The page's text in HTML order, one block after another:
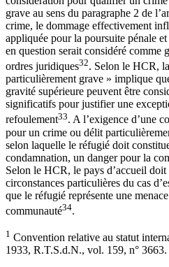
grave au sens du paragraphe 2 de
crime, le dommage effectivement
appliquée pour la poursuite pénale
en question serait considéré comme
ordres juridiques32. Selon le HCR,
particulièrement grave » implique
gravité supérieure peuvent être
significatifs pour justifier une
refoulement33. A l’exigence d’une
pour un crime ou délit
selon laquelle le réfugié doit
condamnation, un danger pour la
Selon le HCR, le pays d’accueil
circonstances particulières du cas
que le réfugié représente une
communauté34.
1 Convention relative au statut
1933, R.T.S.d.N., vol. 159, n° 3663.